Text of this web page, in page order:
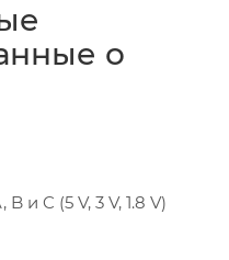
о
и C (5 V, 3 V, 1.8 V)